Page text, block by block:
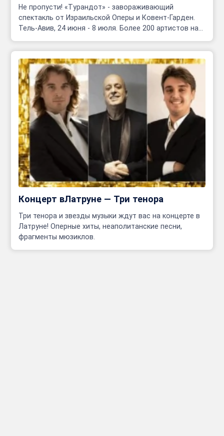
Не пропусти! «Турандот» - завораживающий
спектакль от Израильской Оперы и Ковент-Гарден.
Тель-Авив, 24 июня - 8 июля. Более 200 артистов на
Концерт вЛатруне — Три тенора
Три тенора и звезды музыки ждут вас на концерте в
Латруне! Оперные хиты, неаполитанские песни,
фрагменты мюзиклов.